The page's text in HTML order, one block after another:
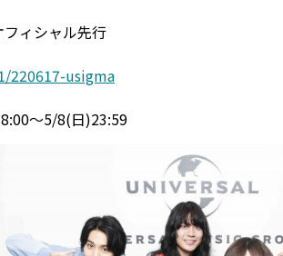
フィシャル先行
usigma
〜5/8(日)23:59